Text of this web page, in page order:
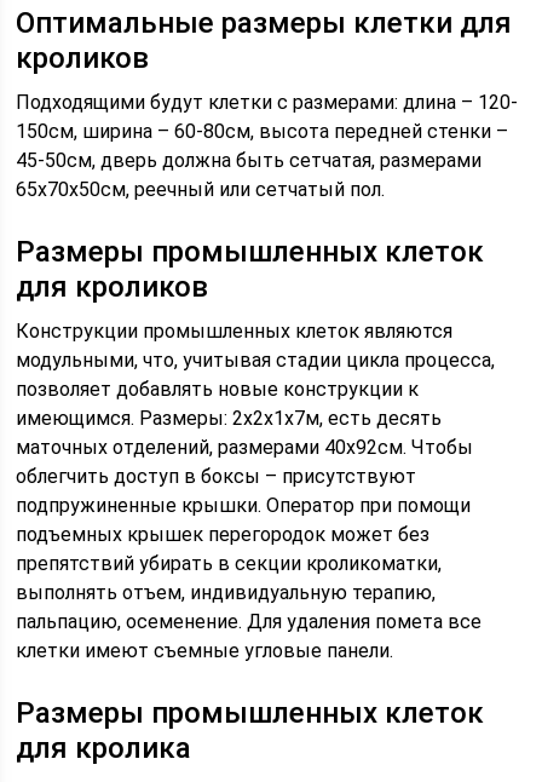
Оптимальные размеры клетки для
кроликов
Подходящими будут клетки с размерами: длина – 120-
150см, ширина – 60-80см, высота передней стенки –
45-50см, дверь должна быть сетчатая, размерами
65х70х50см, реечный или сетчатый пол.
Размеры промышленных клеток
для кроликов
Конструкции промышленных клеток являются
модульными, что, учитывая стадии цикла процесса,
позволяет добавлять новые конструкции к
имеющимся. Размеры: 2х2х1х7м, есть десять
маточных отделений, размерами 40х92см. Чтобы
облегчить доступ в боксы – присутствуют
подпружиненные крышки. Оператор при помощи
подъемных крышек перегородок может без
препятствий убирать в секции кроликоматки,
выполнять отъем, индивидуальную терапию,
пальпацию, осеменение. Для удаления помета все
клетки имеют съемные угловые панели.
Размеры промышленных клеток
для кролика